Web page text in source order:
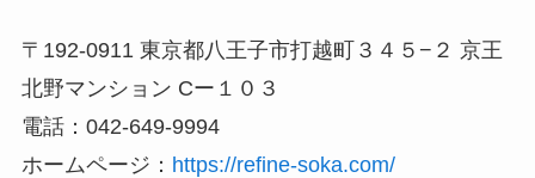
〒192-0911 東京都八王子市打越町３４５−２ 京王
北野マンション Cー１０３
電話：042-649-9994
ホームページ： https://refine-soka.com/